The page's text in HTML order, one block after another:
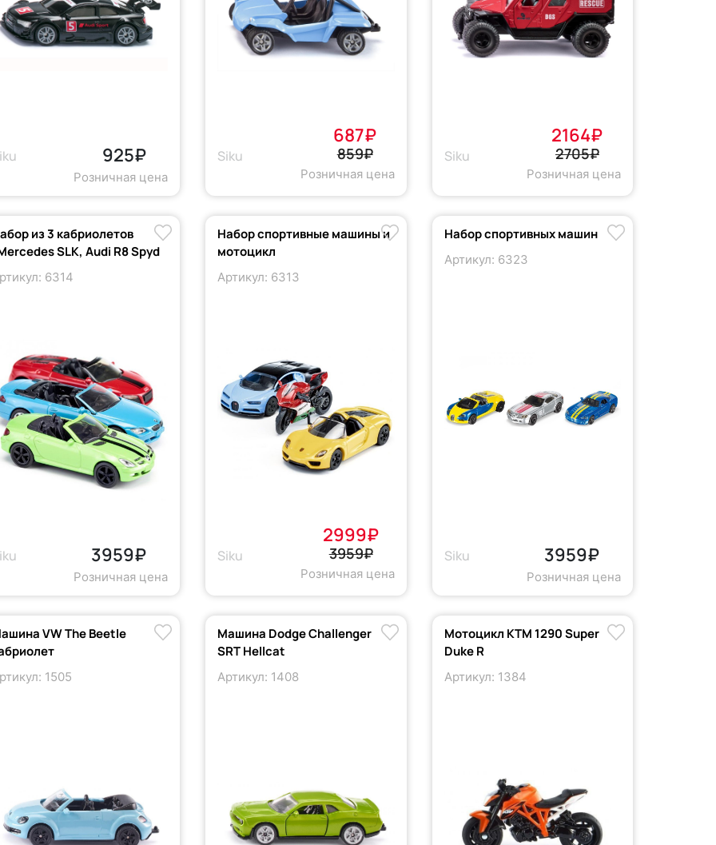
925₽
Розничная цена
Siku
687₽
859₽
Розничная цена
Siku
2164₽
2705₽
Розничная цена
из 3 кабриолетов
SLK, Audi R8 Spyd
6314
3959₽
Розничная цена
Набор спортивные машины и
мотоцикл
Артикул: 6313
Siku
2999₽
3959₽
Розничная цена
Набор спортивных машин
Артикул: 6323
Siku 3959₽
Розничная цена
VW The Beetle
1505
Машина Dodge Challenger
SRT Hellcat
Артикул: 1408
Мотоцикл KTM 1290 Super
Duke R
Артикул: 1384